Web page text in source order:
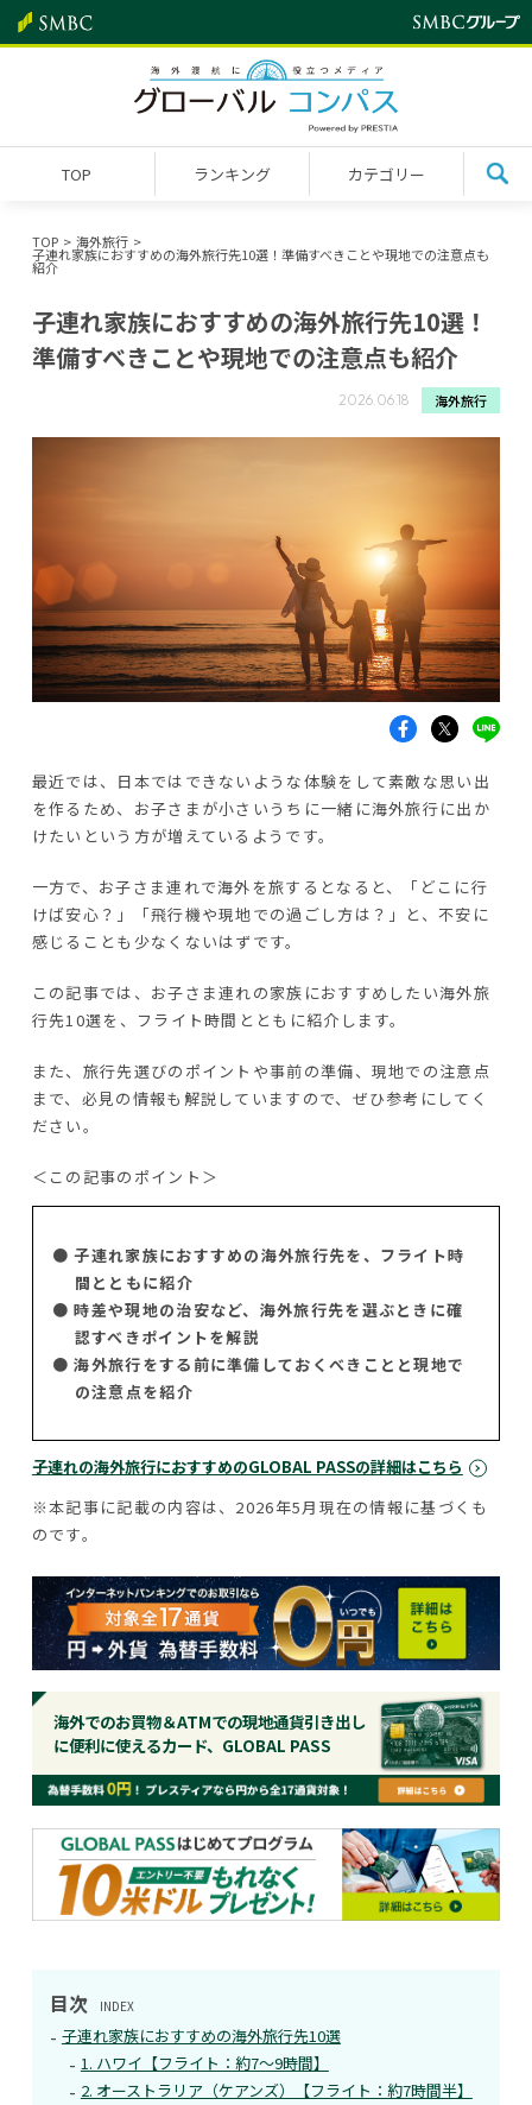
TOP ランキング カテゴリー
TOP 海外旅行
子連れ家族におすすめの海外旅行先10選！準備すべきことや現地での注意点も
紹介
子連れ家族におすすめの海外旅行先10選！
準備すべきことや現地での注意点も紹介
2026.06.18 海外旅行
最近では、日本ではできないような体験をして素敵な思い出
を作るため、お子さまが小さいうちに一緒に海外旅行に出か
けたいという方が増えているようです。
一方で、お子さま連れで海外を旅するとなると、「どこに行
けば安心？」「飛行機や現地での過ごし方は？」と、不安に
感じることも少なくないはずです。
この記事では、お子さま連れの家族におすすめしたい海外旅
行先10選を、フライト時間とともに紹介します。
また、旅行先選びのポイントや事前の準備、現地での注意点
まで、必見の情報も解説していますので、ぜひ参考にしてく
ださい。
＜この記事のポイント＞
● 子連れ家族におすすめの海外旅行先を、フライト時
間とともに紹介
● 時差や現地の治安など、海外旅行先を選ぶときに確
認すべきポイントを解説
● 海外旅行をする前に準備しておくべきことと現地で
の注意点を紹介
子連れの海外旅行におすすめのGLOBAL PASSの詳細はこちら
※本記事に記載の内容は、2026年5月現在の情報に基づくも
のです。
海外でのお買物＆ATMでの現地通貨引き出し
に便利に使えるカード、GLOBAL PASS
目次 INDEX
子連れ家族におすすめの海外旅行先10選
1. ハワイ【フライト：約7〜9時間】
2. オーストラリア（ケアンズ）【フライト：約7時間半】